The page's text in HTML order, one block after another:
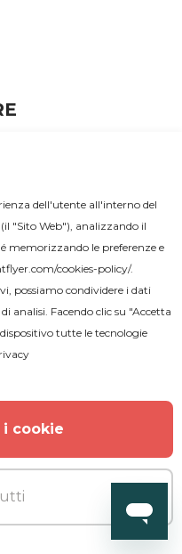
dell'utente all'interno del
"Sito Web"), analizzando il
memorizzando le preferenze e
cookies-policy/.
possiamo condividere i dati
analisi. Facendo clic su "Accetta
tutte le tecnologie
cookie